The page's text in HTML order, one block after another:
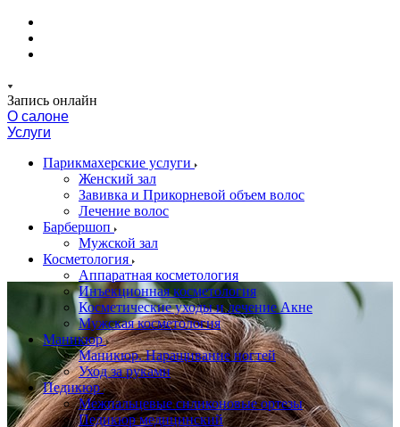
Запись онлайн
О салоне
Услуги
Парикмахерские услуги
Женский зал
Завивка и Прикорневой объем волос
Лечение волос
Барбершоп
Мужской зал
Косметология
Аппаратная косметология
Инъекционная косметология
Косметические уходы и лечение Акне
Мужская косметология
Маникюр
Маникюр. Наращивание ногтей
Уход за руками
Педикюр
Межпальцевые силиконовые ортезы
Педикюр медицинский